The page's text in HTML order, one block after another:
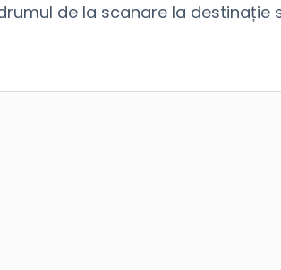
de la scanare la destinație